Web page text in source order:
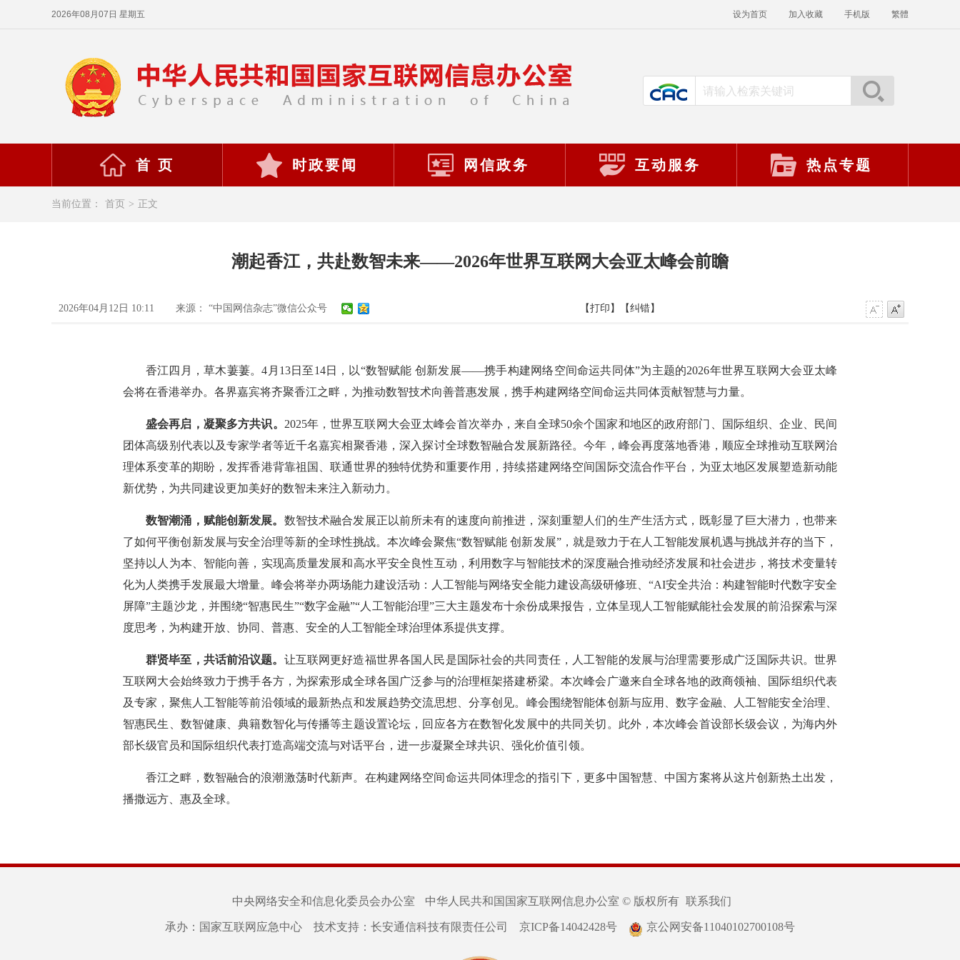
2026年08月07日 星期五 设为首页 加入收藏 手机版 繁體
首 页 时政要闻 网信政务 互动服务 热点专题
当前位置： 首页 > 正文
潮起香江，共赴数智未来——2026年世界互联网大会亚太峰会前瞻
2026年04月12日 10:11 来源： “中国网信杂志”微信公众号 【打印】 【纠错】
香江四月，草木萋萋。4月13日至14日，以“数智赋能 创新发展——携手构建网络空间命运共同体”为主题的2026年世界互联网大会亚太峰
会将在香港举办。各界嘉宾将齐聚香江之畔，为推动数智技术向善普惠发展，携手构建网络空间命运共同体贡献智慧与力量。
盛会再启，凝聚多方共识。 2025年，世界互联网大会亚太峰会首次举办，来自全球50余个国家和地区的政府部门、国际组织、企业、民间
团体高级别代表以及专家学者等近千名嘉宾相聚香港，深入探讨全球数智融合发展新路径。今年，峰会再度落地香港，顺应全球推动互联网治
理体系变革的期盼，发挥香港背靠祖国、联通世界的独特优势和重要作用，持续搭建网络空间国际交流合作平台，为亚太地区发展塑造新动能
新优势，为共同建设更加美好的数智未来注入新动力。
数智潮涌，赋能创新发展。 数智技术融合发展正以前所未有的速度向前推进，深刻重塑人们的生产生活方式，既彰显了巨大潜力，也带来
了如何平衡创新发展与安全治理等新的全球性挑战。本次峰会聚焦“数智赋能 创新发展”，就是致力于在人工智能发展机遇与挑战并存的当下，
坚持以人为本、智能向善，实现高质量发展和高水平安全良性互动，利用数字与智能技术的深度融合推动经济发展和社会进步，将技术变量转
化为人类携手发展最大增量。峰会将举办两场能力建设活动：人工智能与网络安全能力建设高级研修班、“AI安全共治：构建智能时代数字安全
屏障”主题沙龙，并围绕“智惠民生”“数字金融”“人工智能治理”三大主题发布十余份成果报告，立体呈现人工智能赋能社会发展的前沿探索与深
度思考，为构建开放、协同、普惠、安全的人工智能全球治理体系提供支撑。
群贤毕至，共话前沿议题。 让互联网更好造福世界各国人民是国际社会的共同责任，人工智能的发展与治理需要形成广泛国际共识。世界
互联网大会始终致力于携手各方，为探索形成全球各国广泛参与的治理框架搭建桥梁。本次峰会广邀来自全球各地的政商领袖、国际组织代表
及专家，聚焦人工智能等前沿领域的最新热点和发展趋势交流思想、分享创见。峰会围绕智能体创新与应用、数字金融、人工智能安全治理、
智惠民生、数智健康、典籍数智化与传播等主题设置论坛，回应各方在数智化发展中的共同关切。此外，本次峰会首设部长级会议，为海内外
部长级官员和国际组织代表打造高端交流与对话平台，进一步凝聚全球共识、强化价值引领。
香江之畔，数智融合的浪潮激荡时代新声。在构建网络空间命运共同体理念的指引下，更多中国智慧、中国方案将从这片创新热土出发，
播撒远方、惠及全球。
中央网络安全和信息化委员会办公室 中华人民共和国国家互联网信息办公室 © 版权所有 联系我们
承办：国家互联网应急中心 技术支持：长安通信科技有限责任公司 京ICP备14042428号 京公网安备11040102700108号